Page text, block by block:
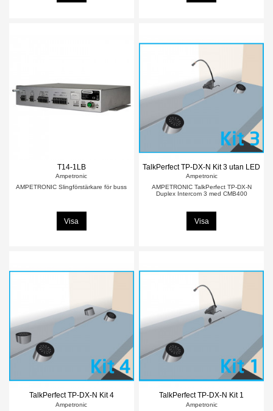
T14-1LB
Ampetronic
AMPETRONIC Slingförstärkare för buss
Visa
TalkPerfect TP-DX-N Kit 3 utan LED
Ampetronic
AMPETRONIC TalkPerfect TP-DX-N
Duplex Intercom 3 med CMB400
Visa
TalkPerfect TP-DX-N Kit 4
Ampetronic
TalkPerfect TP-DX-N Kit 1
Ampetronic